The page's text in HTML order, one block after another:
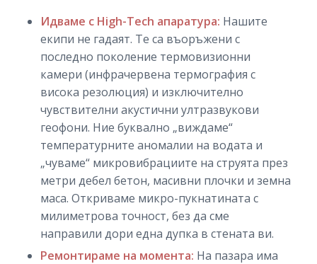
Идваме с High-Tech апаратура: Нашите
екипи не гадаят. Те са въоръжени с
последно поколение термовизионни
камери (инфрачервена термография с
висока резолюция) и изключително
чувствителни акустични ултразвукови
геофони. Ние буквално „виждаме“
температурните аномалии на водата и
„чуваме“ микровибрациите на струята през
метри дебел бетон, масивни плочки и земна
маса. Откриваме микро-пукнатината с
милиметрова точност, без да сме
направили дори една дупка в стената ви.
Ремонтираме на момента: На пазара има